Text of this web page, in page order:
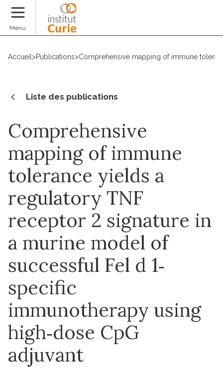
Menu
Accueil >Publications>Comprehensive mapping of immune
Liste des publications
Comprehensive
mapping of immune
tolerance yields a
regulatory TNF
receptor 2 signature in
a murine model of
successful Fel d 1‐
specific
immunotherapy using
high‐dose CpG
adjuvant